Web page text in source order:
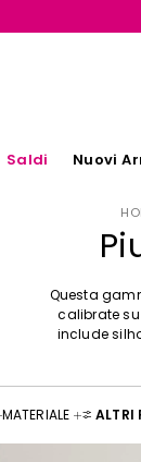
Saldi Nuovi
Questa
calibrate
include
MATERIALE ALTRI